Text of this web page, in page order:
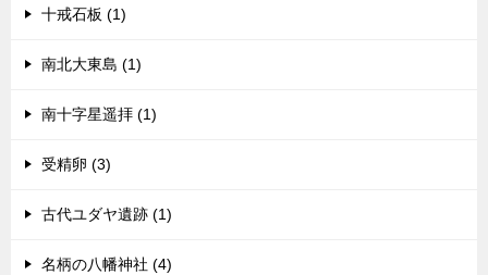
十戒石板 (1)
南北大東島 (1)
南十字星遥拝 (1)
受精卵 (3)
古代ユダヤ遺跡 (1)
名柄の八幡神社 (4)